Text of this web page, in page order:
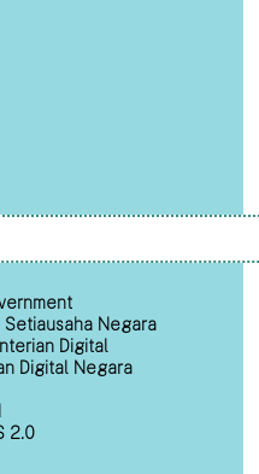
Setiausaha Negara
Digital
Digital Negara
2.0